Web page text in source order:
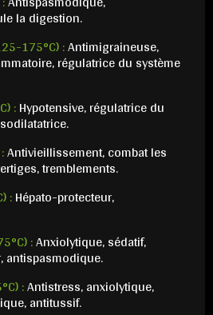
la digestion.
175°C) :Antimigraineuse,
régulatrice du système
:Hypotensive, régulatrice du
Antivieillissement, combat les
tremblements.
:Hépato-protecteur,
:Anxiolytique, sédatif,
:Antistress, anxiolytique,
antitussif.